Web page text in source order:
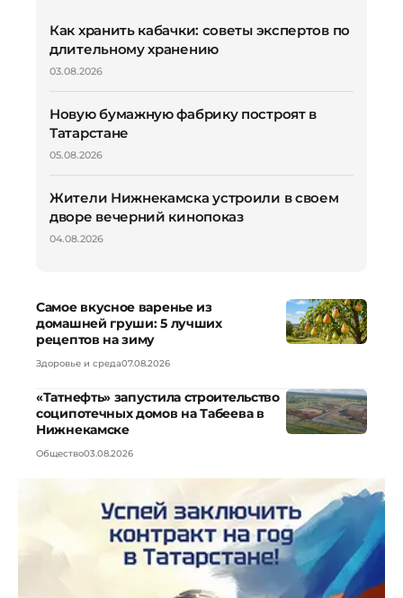
Как хранить кабачки: советы экспертов по
длительному хранению
03.08.2026
Новую бумажную фабрику построят в
Татарстане
05.08.2026
Жители Нижнекамска устроили в своем
дворе вечерний кинопоказ
04.08.2026
Самое вкусное варенье из
домашней груши: 5 лучших
рецептов на зиму
Здоровье и среда07.08.2026
«Татнефть» запустила строительство
соципотечных домов на Табеева в
Нижнекамске
Общество03.08.2026